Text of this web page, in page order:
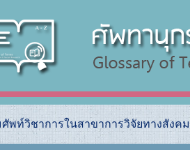
พท์วิชาการในสาขาการวิจัยทางสัง